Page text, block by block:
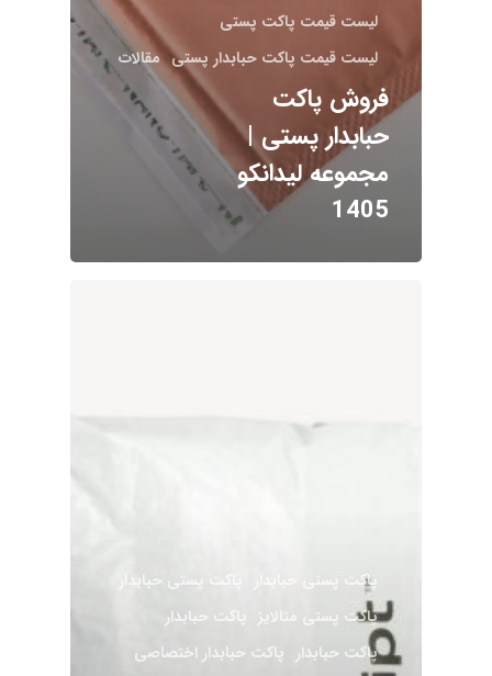
لیست قیمت پاکت پستی
لیست قیمت پاکت حبابدار پستی مقالات
فروش پاکت
حبابدار پستی |
مجموعه لیدانکو
1405
پاکت پستی حبابدار
پاکت پستی حبابدار
پاکت پستی متالایز
پاکت حبابدار
پاکت حبابدار پاکت حبابدار اختصاصی